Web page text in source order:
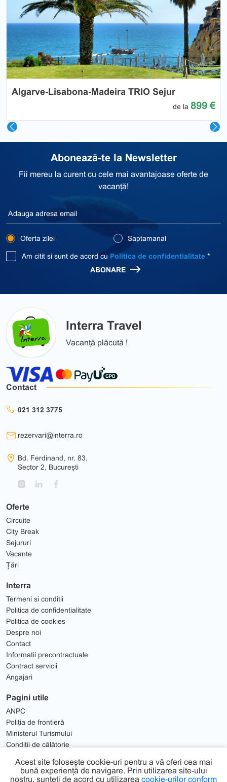
Algarve-Lisabona-Madeira TRIO Sejur
de la 899 €
Previous
Abonează-te la Newsletter
Fii mereu la curent cu cele mai avantajoase oferte de
vacanță!
Oferta zilei Saptamanal
Am citit si sunt de acord cu Politica de confidentialitate *
ABONARE
Interra Travel
Vacanță plăcută !
Oferte
Circuite
City Break
Sejururi
Vacante
Țări
Interra
Termeni si conditii
Politica de confidentialitate
Politica de cookies
Despre noi
Contact
Informatii precontractuale
Contract servicii
Angajari
Pagini utile
ANPC
Poliția de frontieră
Ministerul Turismului
Condiții de călătorie
Contact
021 312 3775
rezervari@interra.ro
Bd. Ferdinand, nr. 83,
Sector 2, București
Acest site folosește cookie-uri pentru a vă oferi cea mai
bună experiență de navigare. Prin utilizarea site-ului
nostru, sunteți de acord cu utilizarea cookie-urilor conform